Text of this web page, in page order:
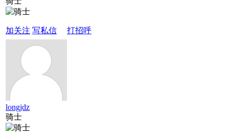
加关注 写私信 打招呼
longjdz
骑士